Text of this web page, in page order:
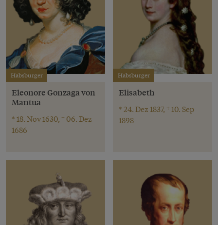
Habsburger
Eleonore Gonzaga von
Mantua
* 18. Nov 1630, † 06. Dez
1686
Habsburger
Elisabeth
* 24. Dez 1837, † 10. Sep
1898